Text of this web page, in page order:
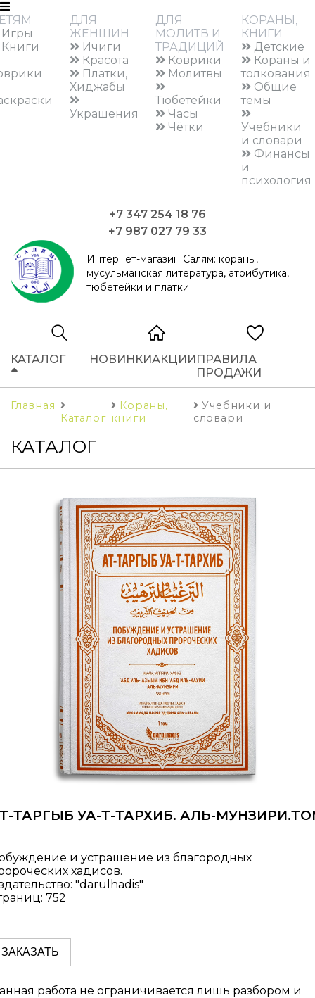
ДЛЯ
ЖЕНЩИН
Ичиги
Красота
Платки,
Хиджабы
Украшения
ДЛЯ
МОЛИТВ И
ТРАДИЦИЙ
Коврики
Молитвы
Тюбетейки
Часы
Чётки
КОРАНЫ,
КНИГИ
Детские
Кораны и
толкования
Общие
темы
Учебники
и словари
Финансы
и
психология
+7 347 254 18 76
+7 987 027 79 33
Интернет-магазин Салям: кораны,
мусульманская литература, атрибутика,
тюбетейки и платки
КАТАЛОГ НОВИНКИАКЦИИПРАВИЛА
ПРОДАЖИ
Главная
Каталог
Кораны,
книги
Учебники и
словари
КАТАЛОГ
ТАРГЫБ УА-Т-ТАРХИБ. АЛЬ-
и устрашение из благородных
хадисов.
"darulhadis"
752
ЗАКАЗАТЬ
работа не ограничивается лишь разбором и